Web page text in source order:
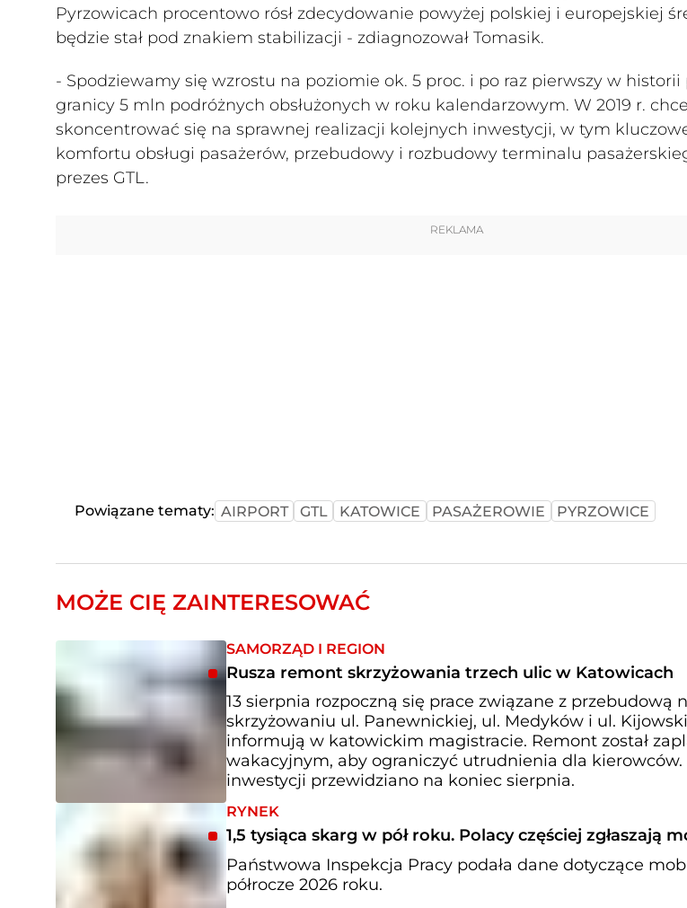
Pyrzowicach procentowo rósł zdecydowanie powyżej polskiej i europejskiej
będzie stał pod znakiem stabilizacji - zdiagnozował Tomasik.
- Spodziewamy się wzrostu na poziomie ok. 5 proc. i po raz pierwszy w historii
granicy 5 mln podróżnych obsłużonych w roku kalendarzowym. W 2019 r.
skoncentrować się na sprawnej realizacji kolejnych inwestycji, w tym
komfortu obsługi pasażerów, przebudowy i rozbudowy terminalu
prezes GTL.
REKLAMA
Powiązane tematy: AIRPORT GTL KATOWICE PASAŻEROWIE PYRZOWICE
MOŻE CIĘ ZAINTERESOWAĆ
SAMORZĄD I REGION
Rusza remont skrzyżowania trzech ulic w Katowicach
13 sierpnia rozpoczną się prace związane z przebudową
skrzyżowaniu ul. Panewnickiej, ul. Medyków i ul.
informują w katowickim magistracie. Remont został
wakacyjnym, aby ograniczyć utrudnienia dla kierowców.
inwestycji przewidziano na koniec sierpnia.
RYNEK
1,5 tysiąca skarg w pół roku. Polacy częściej zgłaszają
Państwowa Inspekcja Pracy podała dane dotyczące
półrocze 2026 roku.